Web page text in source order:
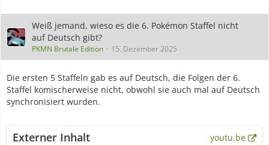
Weiß jemand, wieso es die 6. Pokémon Staffel nicht
auf Deutsch gibt?
PKMN Brutale Edition 15. Dezember 2025
Die ersten 5 Staffeln gab es auf Deutsch, die Folgen der 6.
Staffel komischerweise nicht, obwohl sie auch mal auf Deutsch
synchronisiert wurden.
Externer Inhalt
youtu.be